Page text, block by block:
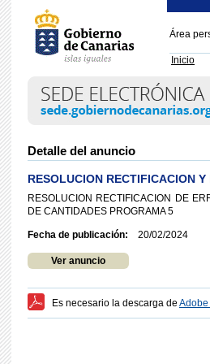
Área
Inicio
Detalle del anuncio
RESOLUCION RECTIFICACION
RESOLUCION RECTIFICACION DE
DE CANTIDADES PROGRAMA 5
Fecha de publicación: 20/02/2024
Ver anuncio
Es necesario la descarga de Adobe